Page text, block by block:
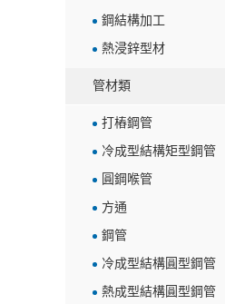
鋼結構加工
熱浸鋅型材
管材類
打樁鋼管
冷成型結構矩型鋼管
圓鋼喉管
方通
鋼管
冷成型結構圓型鋼管
熱成型結構圓型鋼管